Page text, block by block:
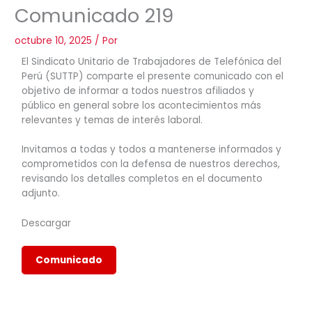
Comunicado 219
octubre 10, 2025 / Por
El Sindicato Unitario de Trabajadores de Telefónica del
Perú (SUTTP) comparte el presente comunicado con el
objetivo de informar a todos nuestros afiliados y
público en general sobre los acontecimientos más
relevantes y temas de interés laboral.
Invitamos a todas y todos a mantenerse informados y
comprometidos con la defensa de nuestros derechos,
revisando los detalles completos en el documento
adjunto.
Descargar
Comunicado